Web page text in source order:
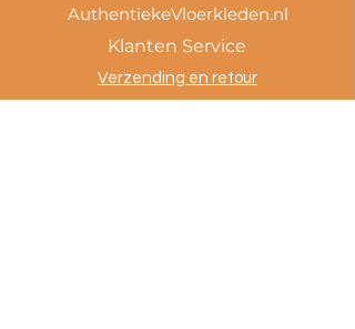
AuthentiekeVloerkleden.nl
Klanten Service
Verzending en retour